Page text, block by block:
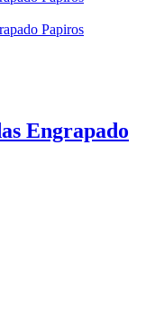
Engrapado